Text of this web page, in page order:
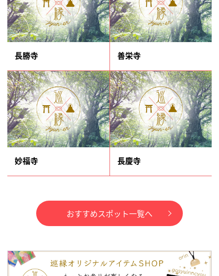
長勝寺 善栄寺
妙福寺 長慶寺
おすすめスポット一覧へ